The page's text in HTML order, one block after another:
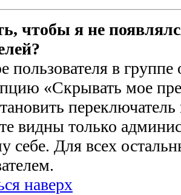
чтобы я не
пользователя в
«Скрывать мое
видны только
себе. Для всех
наверх